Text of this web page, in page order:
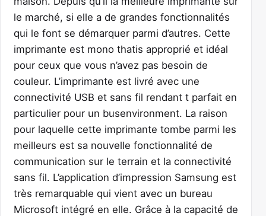
le marché, si elle a de grandes fonctionnalités
qui le font se démarquer parmi d’autres. Cette
imprimante est mono thatis approprié et idéal
pour ceux que vous n’avez pas besoin de
couleur. L’imprimante est livré avec une
connectivité USB et sans fil rendant t parfait en
particulier pour un busenvironment. La raison
pour laquelle cette imprimante tombe parmi les
meilleurs est sa nouvelle fonctionnalité de
communication sur le terrain et la connectivité
sans fil. L’application d’impression Samsung est
très remarquable qui vient avec un bureau
Microsoft intégré en elle. Grâce à la capacité de